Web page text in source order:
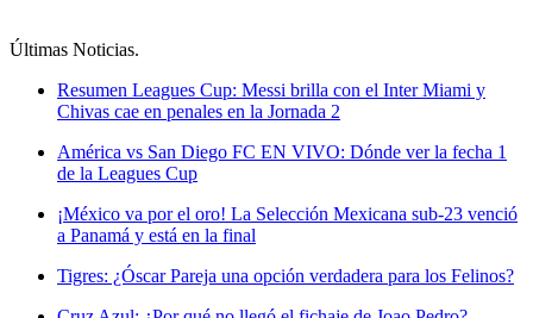
Últimas Noticias.
Resumen Leagues Cup: Messi brilla con el Inter Miami y
Chivas cae en penales en la Jornada 2
América vs San Diego FC EN VIVO: Dónde ver la fecha 1
de la Leagues Cup
¡México va por el oro! La Selección Mexicana sub-23 venció
a Panamá y está en la final
Tigres: ¿Óscar Pareja una opción verdadera para los Felinos?